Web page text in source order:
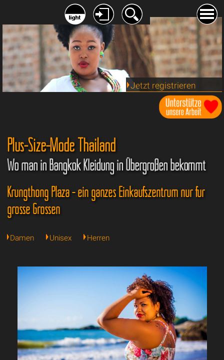
Jetzt registrieren
Plus-Size-Mode Thailand
Wo man in Bangkok Kleidung in Übergrößen bekommt
Krungthong Plaza - ein ganzes Einkaufszentrum nur für
grosse Grössen
Damen Unisex Herren